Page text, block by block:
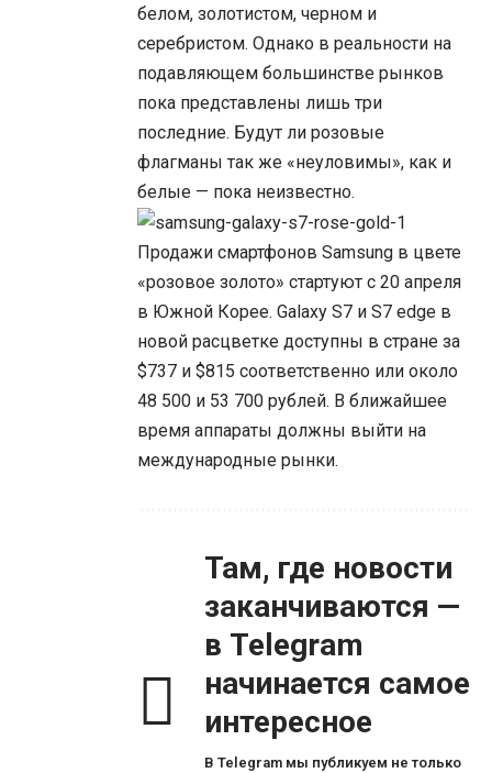
белом, золотистом, черном и
серебристом. Однако в реальности на
подавляющем большинстве рынков
пока представлены лишь три
последние. Будут ли розовые
флагманы так же «неуловимы», как и
белые — пока неизвестно.
Продажи смартфонов Samsung в цвете
«розовое золото» стартуют с 20 апреля
в Южной Корее. Galaxy S7 и S7 edge в
новой расцветке доступны в стране за
$737 и $815 соответственно или около
48 500 и 53 700 рублей. В ближайшее
время аппараты должны выйти на
международные рынки.
Там, где новости
заканчиваются —
в Telegram
начинается самое
интересное
В Telegram мы публикуем не только